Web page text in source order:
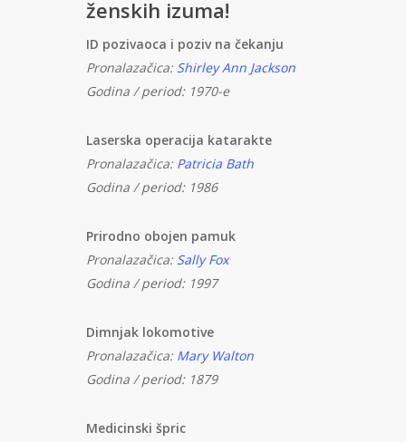
ženskih izuma!
ID pozivaoca i poziv na čekanju
Pronalazačica: Shirley Ann Jackson
Godina / period: 1970-e
Laserska operacija katarakte
Pronalazačica: Patricia Bath
Godina / period: 1986
Prirodno obojen pamuk
Pronalazačica: Sally Fox
Godina / period: 1997
Dimnjak lokomotive
Pronalazačica: Mary Walton
Godina / period: 1879
Medicinski špric